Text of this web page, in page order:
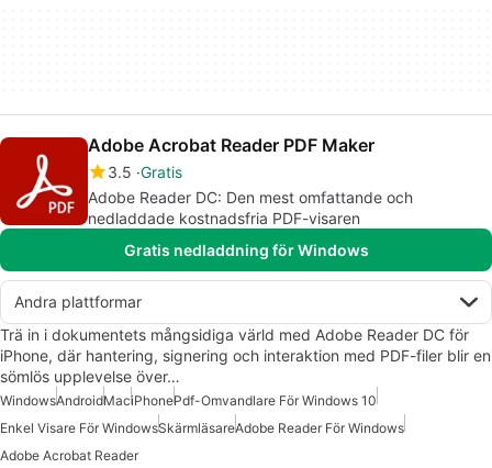
Adobe Acrobat Reader PDF Maker
3.5 Gratis
Adobe Reader DC: Den mest omfattande och
nedladdade kostnadsfria PDF-visaren
Gratis nedladdning för Windows
Andra plattformar
Trä in i dokumentets mångsidiga värld med Adobe Reader DC för
iPhone, där hantering, signering och interaktion med PDF-filer blir en
sömlös upplevelse över…
WindowsAndroidMaciPhonePdf-Omvandlare För Windows 10
Enkel Visare För WindowsSkärmläsareAdobe Reader För Windows
Adobe Acrobat Reader